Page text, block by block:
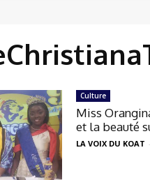
Culture
Miss
et la beauté
LA VOIX DU KOAT -